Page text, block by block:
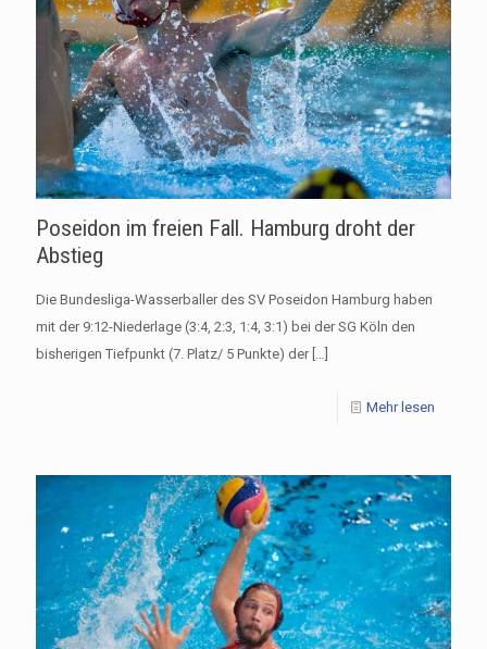
Poseidon im freien Fall. Hamburg droht der
Abstieg
Die Bundesliga-Wasserballer des SV Poseidon Hamburg haben
mit der 9:12-Niederlage (3:4, 2:3, 1:4, 3:1) bei der SG Köln den
bisherigen Tiefpunkt (7. Platz/ 5 Punkte) der[…]
Mehr lesen